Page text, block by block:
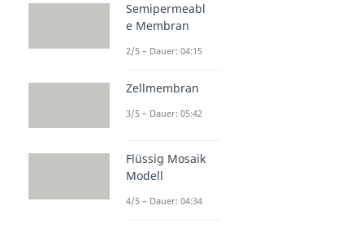
Semipermeabl
e Membran
2/5 – Dauer: 04:15
Zellmembran
3/5 – Dauer: 05:42
Flüssig Mosaik
Modell
4/5 – Dauer: 04:34